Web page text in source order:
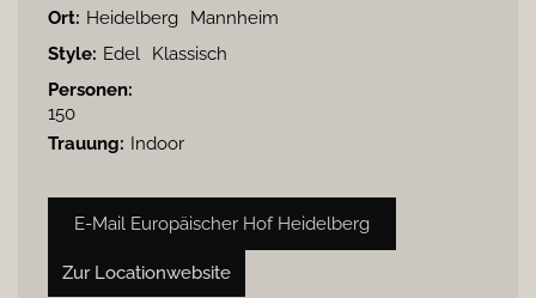
Ort: Heidelberg
Mannheim
Style: Edel
Klassisch
Personen:
150
Trauung: Indoor
E-Mail Europäischer Hof Heidelberg
Zur Locationwebsite